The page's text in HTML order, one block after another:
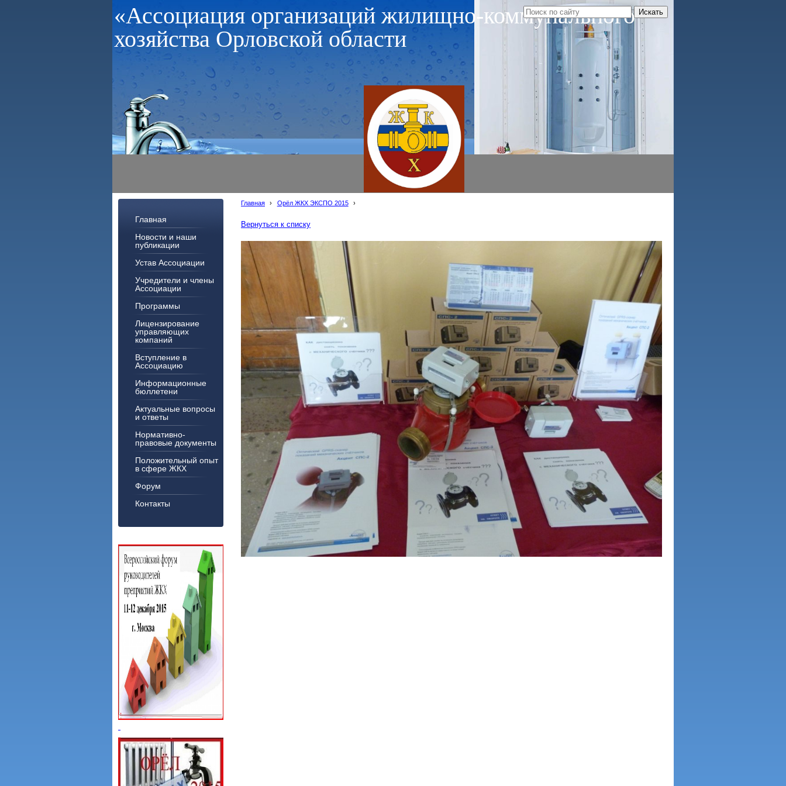
«Ассоциация организаций жилищно-коммунального
хозяйства Орловской области
Главная
Новости и наши
публикации
Устав Ассоциации
Учредители и члены
Ассоциации
Программы
Лицензирование
управляющих
компаний
Вступление в
Ассоциацию
Информационные
бюллетени
Актуальные вопросы
и ответы
Нормативно-
правовые документы
Положительный опыт
в сфере ЖКХ
Форум
Контакты
Главная › Орёл ЖКХ ЭКСПО 2015 ›
Вернуться к списку